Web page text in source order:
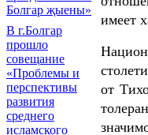
Болгар җыены»
В г.Болгар
прошло
совещание
«Проблемы и
перспективы
развития
среднего
исламского
имеет
от